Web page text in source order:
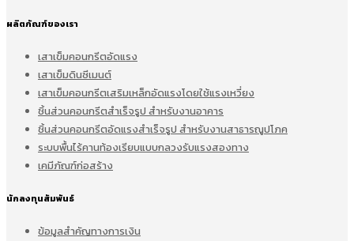
ผลิตภัณฑ์ของเรา
เสาเข็มคอนกรีตอัดแรง
เสาเข็มดินซีเมนต์
เสาเข็มคอนกรีตเสริมเหล็กอัดแรงโดยใช้แรงเหวี่ยง
ชิ้นส่วนคอนกรีตสำเร็จรูป สำหรับงานอาคาร
ชิ้นส่วนคอนกรีตอัดแรงสำเร็จรูป สำหรับงานสาธารณูปโภค
ระบบพื้นไร้คานท้องเรียบแบบกลวงรับแรงสองทาง
เคมีภัณฑ์ก่อสร้าง
นักลงทุนสัมพันธ์
ข้อมูลสำคัญทางการเงิน